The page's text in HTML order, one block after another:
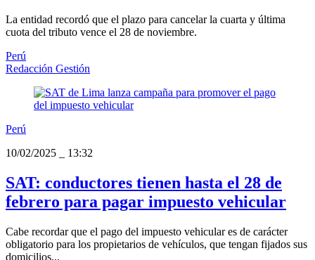
La entidad recordó que el plazo para cancelar la cuarta y última
cuota del tributo vence el 28 de noviembre.
Perú
Redacción Gestión
Perú
10/02/2025
13:32
SAT: conductores tienen hasta el 28 de
febrero para pagar impuesto vehicular
Cabe recordar que el pago del impuesto vehicular es de carácter
obligatorio para los propietarios de vehículos, que tengan fijados sus
domicilios...